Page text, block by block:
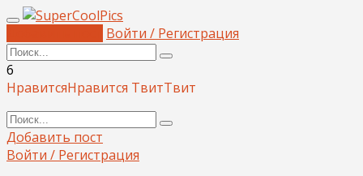
Войти / Регистрация
6
НравитсяНравится ТвитТвит
Добавить пост
Войти / Регистрация